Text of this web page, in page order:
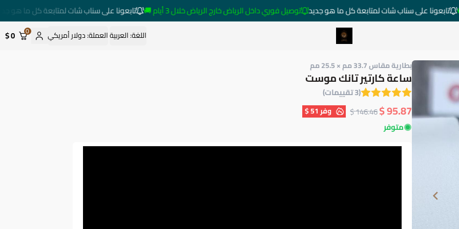
تابعونا على سناب شات لمتابعة كل ما هو جديد توصيل فوري داخل الرياض خارج الرياض خلال 3 أيام 🚚 تابعونا على سناب شات لمتابعة كل ما هو جديد
متجر ساعات رومانس اللغة:العربيةالعملة:دولار أمريكي 0
0 $
بطارية مقاس 33.7 مم × 25.5 مم
ساعة كارتير تانك موست
(3 تقييمات)
95.87 $
146.46 $ وفر51 $
متوفر